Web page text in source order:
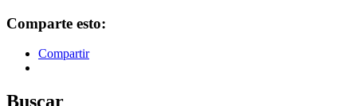
Comparte esto:
Compartir
Buscar